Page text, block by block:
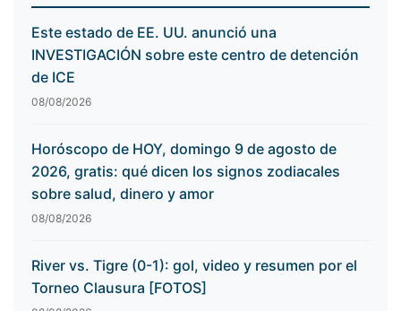
Este estado de EE. UU. anunció una
INVESTIGACIÓN sobre este centro de detención
de ICE
08/08/2026
Horóscopo de HOY, domingo 9 de agosto de
2026, gratis: qué dicen los signos zodiacales
sobre salud, dinero y amor
08/08/2026
River vs. Tigre (0-1): gol, video y resumen por el
Torneo Clausura [FOTOS]